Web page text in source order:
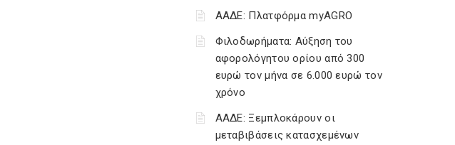
ΑΑΔΕ: Πλατφόρμα myAGRO
Φιλοδωρήματα: Αύξηση του
αφορολόγητου ορίου από 300
ευρώ τον μήνα σε 6.000 ευρώ τον
χρόνο
ΑΑΔΕ: Ξεμπλοκάρουν οι
μεταβιβάσεις κατασχεμένων